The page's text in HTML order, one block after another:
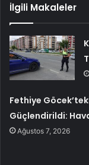
İlgili Makaleler
Fethiye
Güçlendirildi:
Ağustos 7, 2026